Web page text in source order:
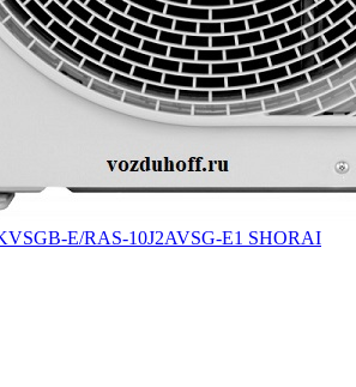
E/RAS-10J2AVSG-E1 SHORAI